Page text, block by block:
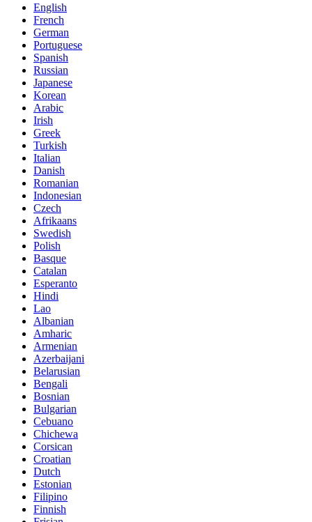
English
French
German
Portuguese
Spanish
Russian
Japanese
Korean
Arabic
Irish
Greek
Turkish
Italian
Danish
Romanian
Indonesian
Czech
Afrikaans
Swedish
Polish
Basque
Catalan
Esperanto
Hindi
Lao
Albanian
Amharic
Armenian
Azerbaijani
Belarusian
Bengali
Bosnian
Bulgarian
Cebuano
Chichewa
Corsican
Croatian
Dutch
Estonian
Filipino
Finnish